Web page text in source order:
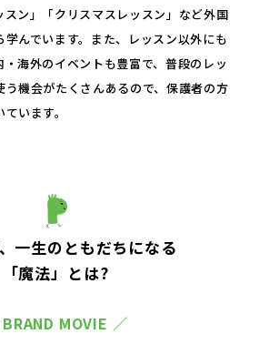
スン」「クリスマスレッスン」など外国
んでいます。また、レッスン以外にも
海外のイベントも豊富で、普段のレッ
う機会がたくさんあるので、保護者の方
います。
一生のともだちになる
「魔法」とは?
MOVIE ／